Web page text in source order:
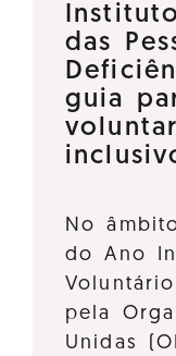
das
guia
No
do Ano
pela
Unidas